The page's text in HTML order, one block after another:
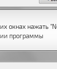
окнах нажать
программы